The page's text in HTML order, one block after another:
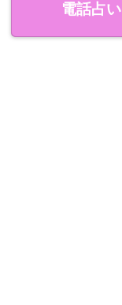
電話占